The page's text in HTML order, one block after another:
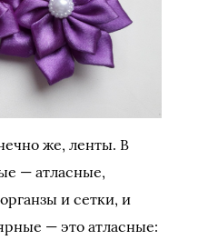
же, ленты. В
— атласные,
и сетки, и
— это атласные: